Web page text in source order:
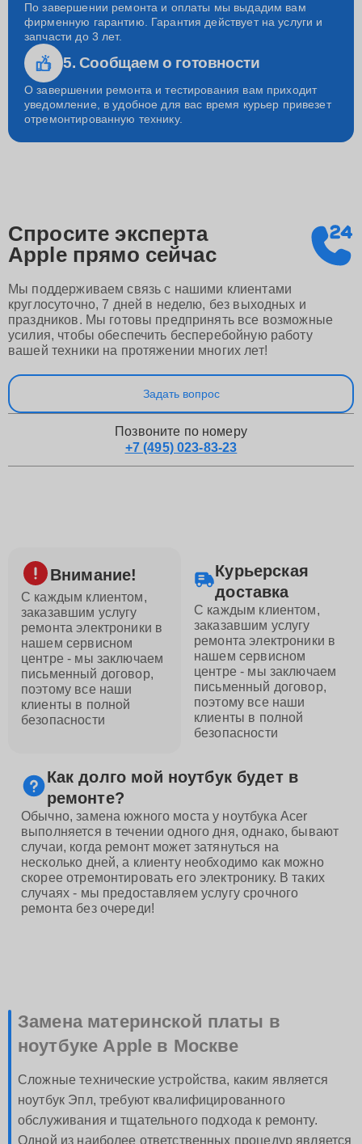
По завершении ремонта и оплаты мы выдадим вам
фирменную гарантию. Гарантия действует на услуги и
запчасти до 3 лет.
5. Сообщаем о готовности
О завершении ремонта и тестирования вам приходит
уведомление, в удобное для вас время курьер привезет
отремонтированную технику.
Спросите эксперта
Apple прямо сейчас
Мы поддерживаем связь с нашими клиентами
круглосуточно, 7 дней в неделю, без выходных и
праздников. Мы готовы предпринять все возможные
усилия, чтобы обеспечить бесперебойную работу
вашей техники на протяжении многих лет!
Задать вопрос
Позвоните по номеру
+7 (495) 023-83-23
Внимание!
С каждым клиентом,
заказавшим услугу
ремонта электроники в
нашем сервисном
центре - мы заключаем
письменный договор,
поэтому все наши
клиенты в полной
безопасности
Курьерская
доставка
С каждым клиентом,
заказавшим услугу
ремонта электроники в
нашем сервисном
центре - мы заключаем
письменный договор,
поэтому все наши
клиенты в полной
безопасности
Как долго мой ноутбук будет в
ремонте?
Обычно, замена южного моста у ноутбука Acer
выполняется в течении одного дня, однако, бывают
случаи, когда ремонт может затянуться на
несколько дней, а клиенту необходимо как можно
скорее отремонтировать его электронику. В таких
случаях - мы предоставляем услугу срочного
ремонта без очереди!
Замена материнской платы в
ноутбуке Apple в Москве
Сложные технические устройства, каким является
ноутбук Эпл, требуют квалифицированного
обслуживания и тщательного подхода к ремонту.
Одной из наиболее ответственных процедур является